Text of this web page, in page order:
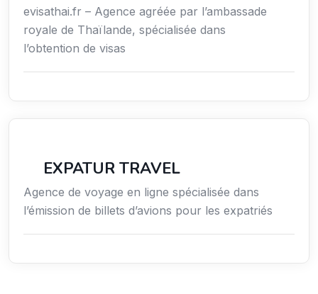
evisathai.fr – Agence agréée par l’ambassade
royale de Thaïlande, spécialisée dans
l’obtention de visas
EXPATUR TRAVEL
Agence de voyage en ligne spécialisée dans
l’émission de billets d’avions pour les expatriés